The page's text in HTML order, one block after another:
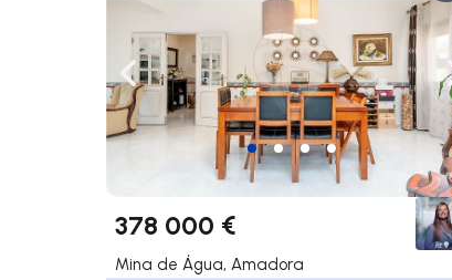
Navegação para a esquerda
378 000 €
Mina de Água, Amadora